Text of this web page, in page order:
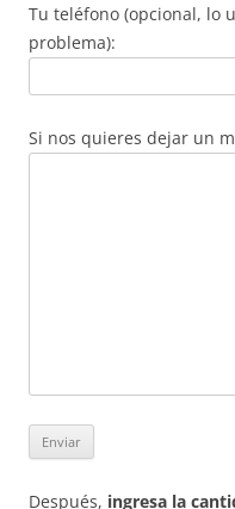
Tu teléfono (opcional, lo
problema):
Si nos quieres dejar un
Después, ingresa la